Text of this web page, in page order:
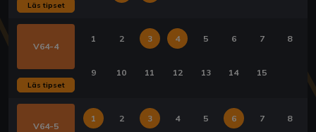
Läs tipset
V64-4
Läs tipset
1 2 3 4 5 6 7 8
9 10 11 12 13 14 15
V64-5
1 2 3 4 5 6 7 8